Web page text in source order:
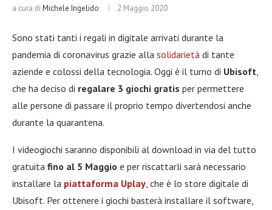
a cura di Michele Ingelido 2 Maggio 2020
Sono stati tanti i regali in digitale arrivati durante la
pandemia di coronavirus grazie alla solidarietà di tante
aziende e colossi della tecnologia. Oggi è il turno di Ubisoft
che ha deciso di regalare 3 giochi gratis per permettere
alle persone di passare il proprio tempo divertendosi anche
durante la quarantena.
I videogiochi saranno disponibili al download in via del tutto
gratuita fino al 5 Maggio e per riscattarli sarà necessario
installare la piattaforma Uplay , che è lo store digitale di
Ubisoft. Per ottenere i giochi basterà installare il software,